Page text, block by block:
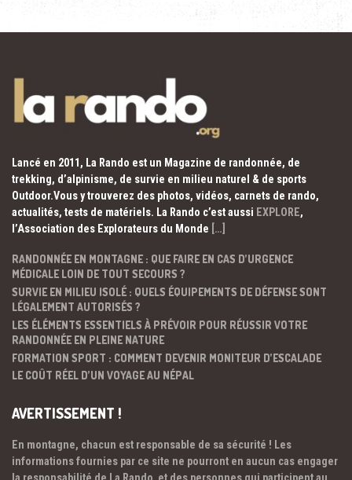
Lancé en 2011, La Rando est un Magazine de randonnée, de
trekking, d’alpinisme, de survie en milieu naturel & de sports
Outdoor.Vous y trouverez des photos, vidéos, carnets de rando,
actualités, tests de matériels. La Rando c’est aussi EXPLORE,
l’Association des Explorateurs du Monde […]
RANDONNÉE EN MONTAGNE : QUE FAIRE EN CAS D’URGENCE
MÉDICALE LOIN DE TOUT SECOURS ?
SURVIE EN MILIEU ISOLÉ : QUELS ÉQUIPEMENTS DE DÉFENSE SONT
LÉGALEMENT AUTORISÉS ?
LES ÉLÉMENTS ESSENTIELS À PRÉVOIR POUR RÉUSSIR VOTRE
RANDONNÉE EN PLEINE NATURE
FORMATION SPORT : COMMENT DEVENIR MONITEUR D’ESCALADE
LE COÛT RÉEL D’UN VOYAGE AU NÉPAL
AVERTISSEMENT !
En montagne, chacun est responsable de sa sécurité ! Les
informations fournies par ce site ne pourront en aucun cas engager